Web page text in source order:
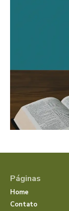
Páginas
Home
Contato